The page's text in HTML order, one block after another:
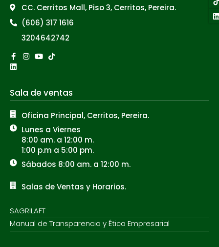
CC. Cerritos Mall, Piso 3, Cerritos, Pereira.
(606) 317 1616
3204642742
Facebook-
f
Instagram
Youtube
Tiktok
Linkedin
Sala de ventas
Oficina Principal, Cerritos, Pereira.
Lunes a Viernes
8:00 am. a 12:00 m.
1:00 p.m a 5:00 pm.
Sábados 8:00 am. a 12:00 m.
Salas de Ventas y Horarios.
SAGRILAFT
Manual de Transparencia y Ética Empresarial